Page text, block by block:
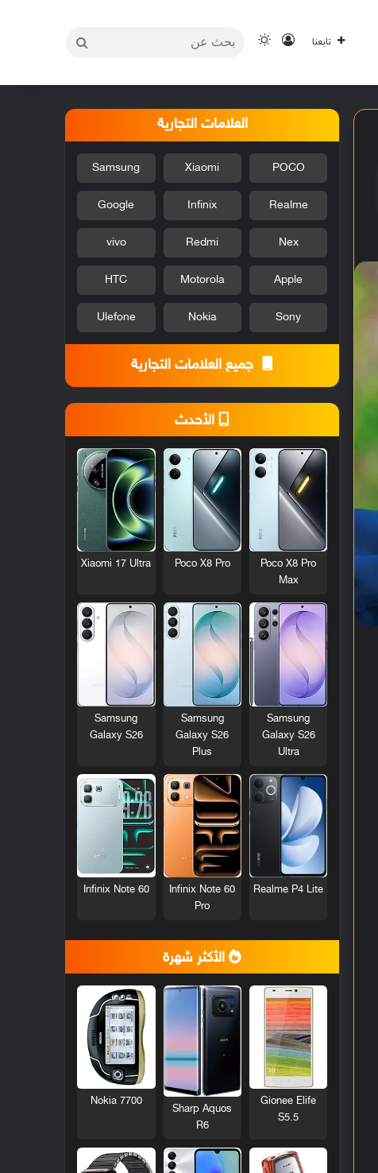
تابعنا تسجيل الدخول
الوضع المظلم بحث
العلامات التجارية
POCO
Xiaomi
Samsung
Realme
Infinix
Google
Nex
Redmi
vivo
Apple
Motorola
HTC
Sony
Nokia
Ulefone
جميع العلامات التجارية
الأحدث
Poco X8 Pro
Max
Poco X8 Pro
Xiaomi 17 Ultra
Samsung
Galaxy S26
Ultra
Samsung
Galaxy S26
Plus
Samsung
Galaxy S26
Realme P4 Lite
Infinix Note 60
Pro
Infinix Note 60
الأكثر شهرة
Gionee Elife
S5.5
Sharp Aquos
R6
Nokia 7700